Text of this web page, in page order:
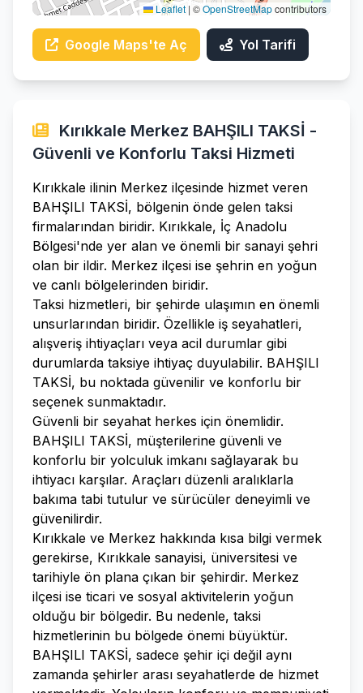
Leaflet | ©OpenStreetMapcontributors
Google Maps'te Aç Yol Tarifi
Kırıkkale Merkez BAHŞILI TAKSİ -
Güvenli ve Konforlu Taksi Hizmeti
Kırıkkale ilinin Merkez ilçesinde hizmet veren
BAHŞILI TAKSİ, bölgenin önde gelen taksi
firmalarından biridir. Kırıkkale, İç Anadolu
Bölgesi'nde yer alan ve önemli bir sanayi şehri
olan bir ildir. Merkez ilçesi ise şehrin en yoğun
ve canlı bölgelerinden biridir.
Taksi hizmetleri, bir şehirde ulaşımın en önemli
unsurlarından biridir. Özellikle iş seyahatleri,
alışveriş ihtiyaçları veya acil durumlar gibi
durumlarda taksiye ihtiyaç duyulabilir. BAHŞILI
TAKSİ, bu noktada güvenilir ve konforlu bir
seçenek sunmaktadır.
Güvenli bir seyahat herkes için önemlidir.
BAHŞILI TAKSİ, müşterilerine güvenli ve
konforlu bir yolculuk imkanı sağlayarak bu
ihtiyacı karşılar. Araçları düzenli aralıklarla
bakıma tabi tutulur ve sürücüler deneyimli ve
güvenilirdir.
Kırıkkale ve Merkez hakkında kısa bilgi vermek
gerekirse, Kırıkkale sanayisi, üniversitesi ve
tarihiyle ön plana çıkan bir şehirdir. Merkez
ilçesi ise ticari ve sosyal aktivitelerin yoğun
olduğu bir bölgedir. Bu nedenle, taksi
hizmetlerinin bu bölgede önemi büyüktür.
BAHŞILI TAKSİ, sadece şehir içi değil aynı
zamanda şehirler arası seyahatlerde de hizmet